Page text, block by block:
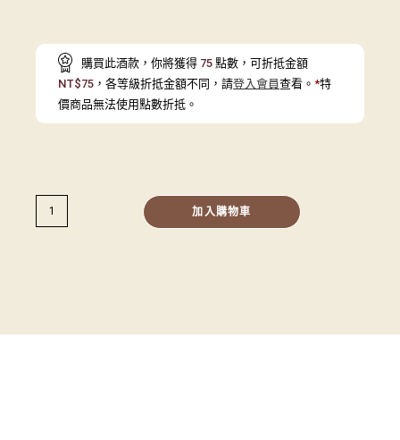
購買此酒款，你將獲得 75 點數，可折抵金額
NT$75 ，各等級折抵金額不同，請登入會員查看。 *特
價商品無法使用點數折抵。
加入購物車